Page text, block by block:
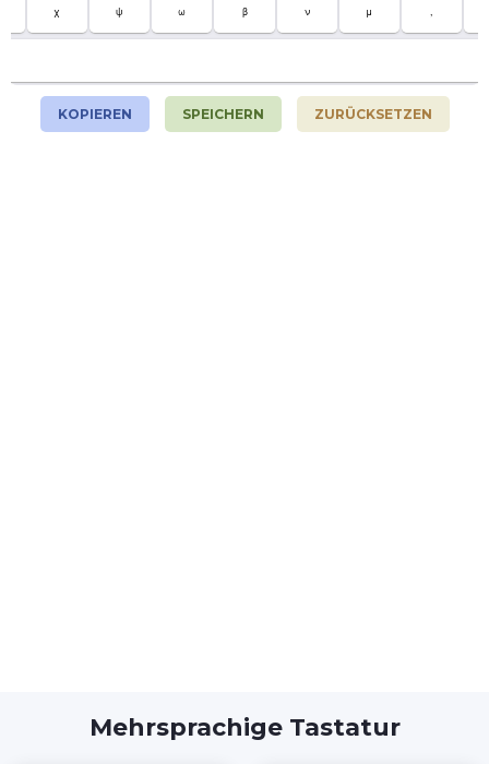
χ ψ ω β ν μ
KOPIEREN SPEICHERN ZURÜCKSETZEN
Mehrsprachige Tastatur